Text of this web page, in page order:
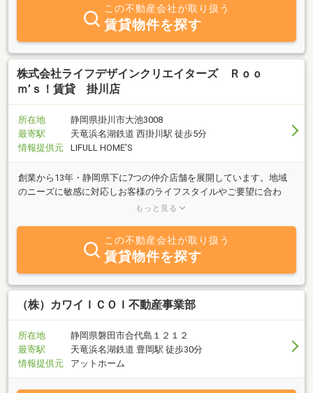
この不動産会社が取り扱う
賃貸物件を探す
株式会社ライフデザインクリエイターズ Ｒｏｏ
ｍ’ｓ！賃貸 掛川店
所在地
静岡県掛川市大池3008
最寄駅
天竜浜名湖鉄道 西掛川駅 徒歩5分
情報提供元
LIFULL HOME'S
創業から13年・静岡県下に7つの仲介店舗を展開しています。地域
のニーズに敏感に対応しお客様のライフスタイルやご要望に合わ
せ、安心して新しい生活の一歩を踏み出していただけるよう全力で
もっと見る
この不動産会社が取り扱う
賃貸物件を探す
（株）カワイＩＣＯＩ不動産事業部
所在地
静岡県磐田市合代島１２１２
最寄駅
天竜浜名湖鉄道 豊岡駅 徒歩30分
情報提供元
アットホーム